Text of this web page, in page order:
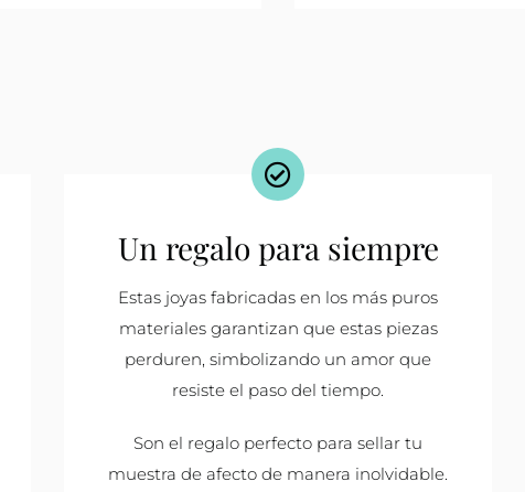
Un regalo para siempre
Estas joyas fabricadas en los más puros
materiales garantizan que estas piezas
perduren, simbolizando un amor que
resiste el paso del tiempo.
Son el regalo perfecto para sellar tu
muestra de afecto de manera inolvidable.